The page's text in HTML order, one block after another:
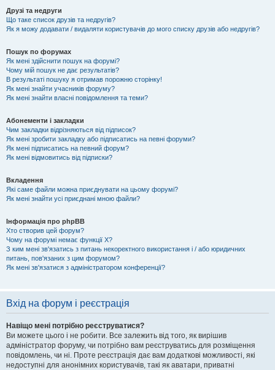
Друзі та недруги
Що таке список друзів та недругів?
Як я можу додавати / видаляти користувачів до мого списку друзів або недругів?
Пошук по форумах
Як мені здійснити пошук на форумі?
Чому мій пошук не дає результатів?
В результаті пошуку я отримав порожню сторінку!
Як мені знайти учасників форуму?
Як мені знайти власні повідомлення та теми?
Абонементи і закладки
Чим закладки відрізняються від підписок?
Як мені зробити закладку або підписатись на певні форуми?
Як мені підписатись на певний форум?
Як мені відмовитись від підписки?
Вкладення
Які саме файли можна приєднувати на цьому форумі?
Як мені знайти усі приєднані мною файли?
Інформація про phpBB
Хто створив цей форум?
Чому на форумі немає функції X?
З ким мені зв'язатись з питань некоректного використання і / або юридичних
питань, пов'язаних з цим форумом?
Як мені зв'язатися з адміністратором конференції?
Вхід на форум і реєстрація
Навіщо мені потрібно реєструватися?
Ви можете цього і не робити. Все залежить від того, як вирішив
адміністратор форуму, чи потрібно вам реєструватись для розміщення
повідомлень, чи ні. Проте реєстрація дає вам додаткові можливості, які
недоступні для анонімних користувачів, такі як аватари, приватні